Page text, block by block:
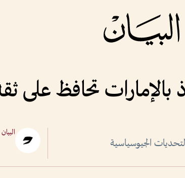
تحافظ على
الجيوسياسية
البيان